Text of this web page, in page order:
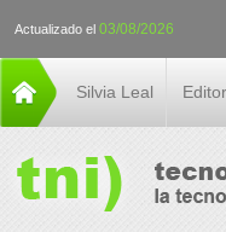
Actualizado el 03/08/2026
Silvia Leal